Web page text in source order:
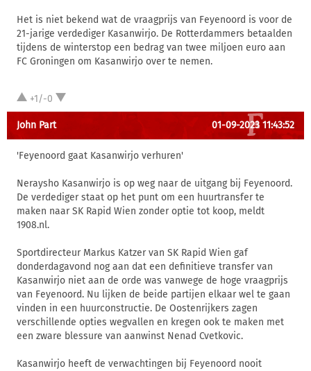
Het is niet bekend wat de vraagprijs van Feyenoord is voor de
21-jarige verdediger Kasanwirjo. De Rotterdammers betaalden
tijdens de winterstop een bedrag van twee miljoen euro aan
FC Groningen om Kasanwirjo over te nemen.
+1/-0
John Part 01-09-2023 11:43:52
'Feyenoord gaat Kasanwirjo verhuren'
Neraysho Kasanwirjo is op weg naar de uitgang bij Feyenoord.
De verdediger staat op het punt om een huurtransfer te
maken naar SK Rapid Wien zonder optie tot koop, meldt
1908.nl.
Sportdirecteur Markus Katzer van SK Rapid Wien gaf
donderdagavond nog aan dat een definitieve transfer van
Kasanwirjo niet aan de orde was vanwege de hoge vraagprijs
van Feyenoord. Nu lijken de beide partijen elkaar wel te gaan
vinden in een huurconstructie. De Oostenrijkers zagen
verschillende opties wegvallen en kregen ook te maken met
een zware blessure van aanwinst Nenad Cvetkovic.
Kasanwirjo heeft de verwachtingen bij Feyenoord nooit